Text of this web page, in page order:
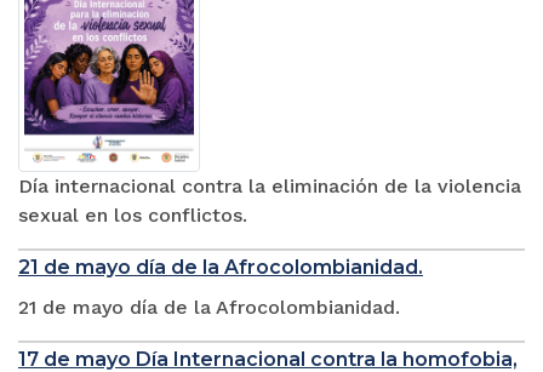
Día internacional contra la eliminación de la violencia
sexual en los conflictos.
21 de mayo día de la Afrocolombianidad.
21 de mayo día de la Afrocolombianidad.
17 de mayo Día Internacional contra la homofobia,